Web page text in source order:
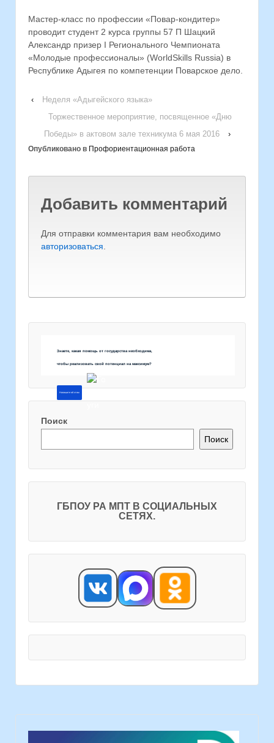
Мастер-класс по профессии «Повар-кондитер»
проводит студент 2 курса группы 57 П Шацкий
Александр призер I Регионального Чемпионата
«Молодые профессионалы» (WorldSkills Russia) в
Республике Адыгея по компетенции Поварское дело.
‹
Неделя «Адыгейского языка»
Торжественное мероприятие, посвященное «Дню
Победы» в актовом зале техникума 6 мая 2016
›
Опубликовано в Профориентационная работа
Добавить комментарий
Для отправки комментария вам необходимо
авторизоваться
Знаете, какая помощь от государства необходима,
чтобы реализовать свой потенциал на максимум?
Напишите об этом
Поиск
Поиск
ГБПОУ РА МПТ В СОЦИАЛЬНЫХ
СЕТЯХ.